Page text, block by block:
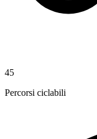
45
Percorsi ciclabili